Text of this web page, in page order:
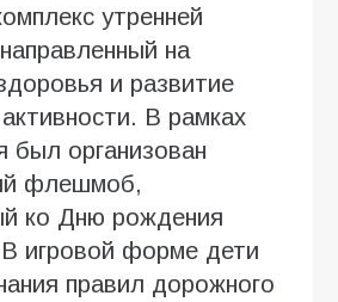
утренней
на
и развитие
В рамках
был организован
флешмоб,
ко Дню рождения
игровой форме дети
правил дорожного